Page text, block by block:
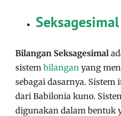
Bilangan Seksagesimal
sistem bilangan yang
sebagai dasarnya. Sistem
dari Babilonia kuno.
digunakan dalam bentuk